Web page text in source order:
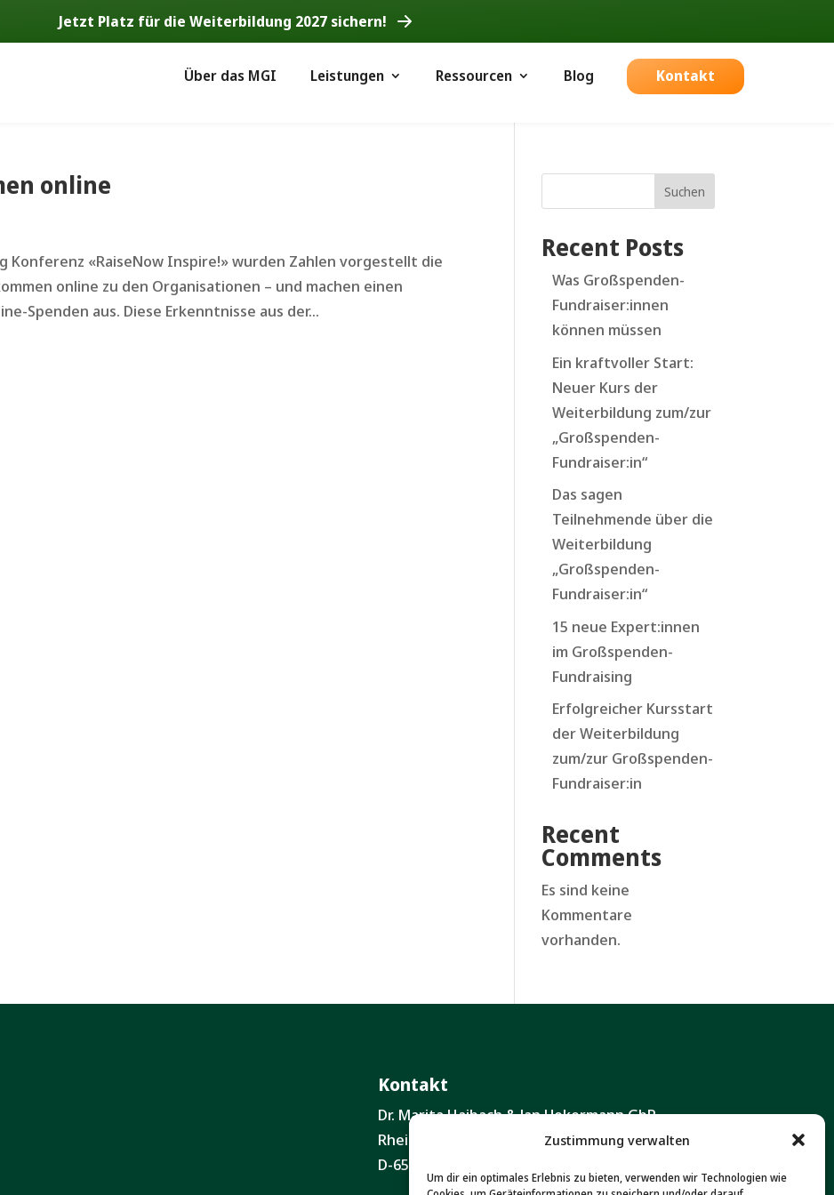
Zustimmung verwalten
Um dir ein optimales Erlebnis zu bieten, verwenden wir Technologien wie
Jetzt Platz für die Weiterbildung 2027 sichern!
Über das MGI Leistungen Ressourcen Blog Kontakt
online
Konferenz «RaiseNow Inspire!» wurden Zahlen vorgestellt die
online zu den Organisationen – und machen einen
Spenden aus. Diese Erkenntnisse aus der...
Suchen
Recent Posts
Was Großspenden-
Fundraiser:innen
können müssen
Ein kraftvoller Start:
Neuer Kurs der
Weiterbildung zum/zur
„Großspenden-
Fundraiser:in“
Das sagen
Teilnehmende über die
Weiterbildung
„Großspenden-
Fundraiser:in“
15 neue Expert:innen
im Großspenden-
Fundraising
Erfolgreicher Kursstart
der Weiterbildung
zum/zur Großspenden-
Fundraiser:in
Recent
Comments
Es sind keine
Kommentare
vorhanden.
Kontakt
Dr. Marita Haibach & Jan Uekermann GbR
Rheingaustraße 111 A
D-65203 Wiesbaden